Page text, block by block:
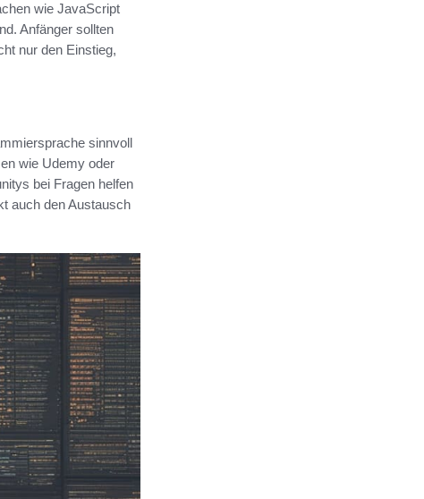
wie JavaScript
Anfänger sollten
nur den Einstieg,
sinnvoll
wie Udemy oder
bei Fragen helfen
auch den Austausch